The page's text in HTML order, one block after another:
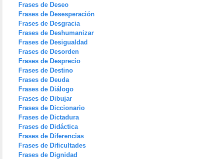
Frases de Deseo
Frases de Desesperación
Frases de Desgracia
Frases de Deshumanizar
Frases de Desigualdad
Frases de Desorden
Frases de Desprecio
Frases de Destino
Frases de Deuda
Frases de Diálogo
Frases de Dibujar
Frases de Diccionario
Frases de Dictadura
Frases de Didáctica
Frases de Diferencias
Frases de Dificultades
Frases de Dignidad